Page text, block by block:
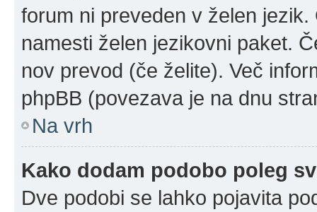
forum ni preveden v želen
namesti želen jezikovni paket.
nov prevod (če želite). Več
phpBB (povezava je na dnu
Na vrh
Kako dodam podobo poleg
Dve podobi se lahko pojavita